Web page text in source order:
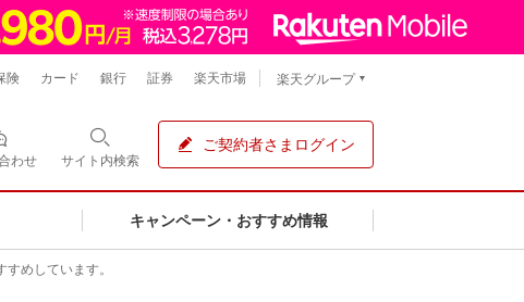
わせ サイト内検索
ご契約者さまログイン
キャンペーン・おすすめ情報
険 カード 銀行 証券 楽天市場 楽天グループ
めしています。